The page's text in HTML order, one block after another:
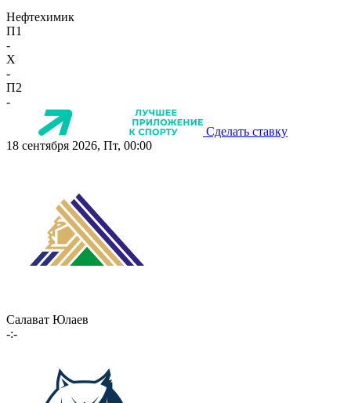
Нефтехимик
П1
-
X
-
П2
-
Сделать ставку
18 сентября 2026, Пт, 00:00
Салават Юлаев
-:-